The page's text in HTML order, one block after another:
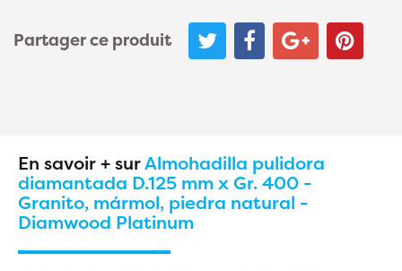
Partager ce produit
En savoir + surAlmohadilla pulidora
diamantada D.125 mm x Gr. 400 -
Granito, mármol, piedra natural -
Diamwood Platinum